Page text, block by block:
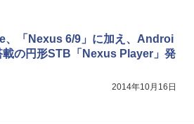
、「Nexus 6/9」に加え、Androi
載の円形STB「Nexus Player」発
2014年10月16日